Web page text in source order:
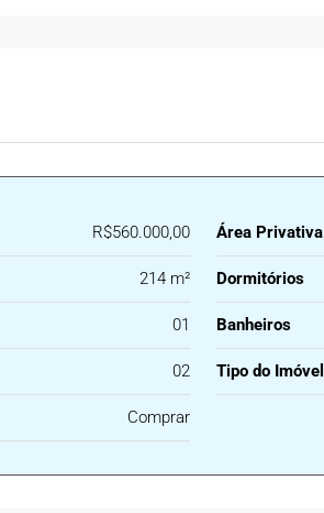
R$560.000,00 Área Privativa
214 m² Dormitórios
01 Banheiros
02 Tipo do Imóvel
Comprar